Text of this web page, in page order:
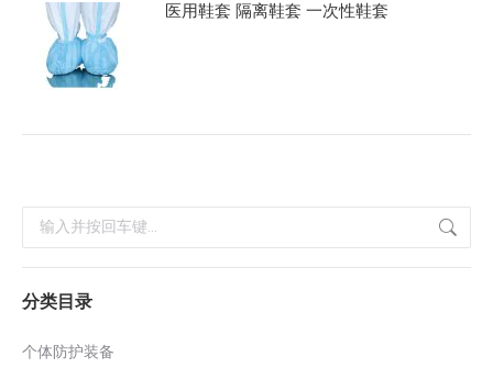
医用鞋套 隔离鞋套 一次性鞋套
索：
分类目录
个体防护装备